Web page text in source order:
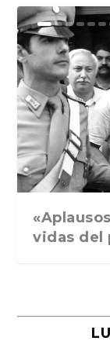
Ground
«Rafael:
Robert
vidas del